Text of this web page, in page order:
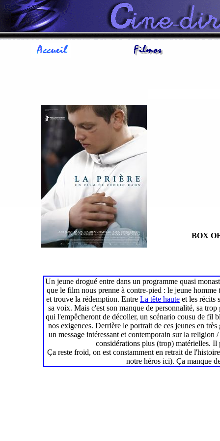
BOX
Un jeune drogué entre dans un programme quasi
que le film nous prenne à contre-pied : le jeune
et trouve la rédemption. Entre La tête haute et les récits
sa voix. Mais c'est son manque de personnalité, sa
qui l'empêcheront de décoller, un scénario cousu de fil
nos exigences. Derrière le portrait de ces jeunes en
un message intéressant et contemporain sur la
considérations plus (trop) matérielles. Il
Ça reste froid, on est constamment en retrait de
notre héros ici). Ça manque